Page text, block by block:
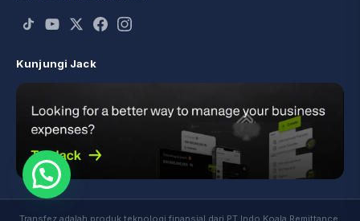
Kunjungi Jack
Transfez adalah produk teknologi finansial dari PT Indo Koala Remittance,